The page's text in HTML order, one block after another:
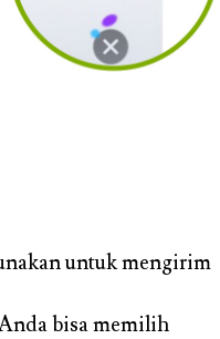
untuk mengirim
bisa memilih